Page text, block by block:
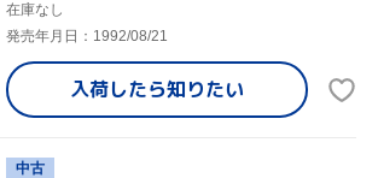
在庫なし
発売年月日：1992/08/21
入荷したら知りたい
中古